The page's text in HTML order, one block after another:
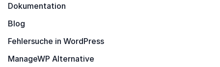
Dokumentation
Blog
Fehlersuche in WordPress
ManageWP Alternative